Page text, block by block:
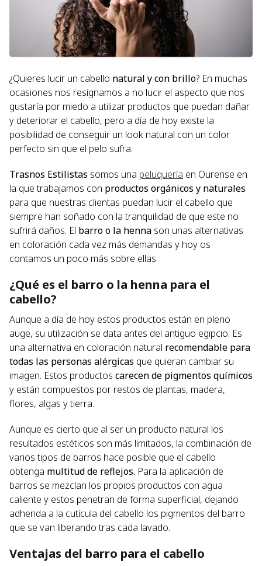
¿Quieres lucir un cabello natural y con brillo? En muchas
ocasiones nos resignamos a no lucir el aspecto que nos
gustaría por miedo a utilizar productos que puedan dañar
y deteriorar el cabello, pero a día de hoy existe la
posibilidad de conseguir un look natural con un color
perfecto sin que el pelo sufra.
Trasnos Estilistas somos una peluquería en Ourense en
la que trabajamos con productos orgánicos y naturales
para que nuestras clientas puedan lucir el cabello que
siempre han soñado con la tranquilidad de que este no
sufrirá daños. El barro o la henna son unas alternativas
en coloración cada vez más demandas y hoy os
contamos un poco más sobre ellas.
¿Qué es el barro o la henna para el
cabello?
Aunque a día de hoy estos productos están en pleno
auge, su utilización se data antes del antiguo egipcio. Es
una alternativa en coloración natural recomendable para
todas las personas alérgicas que quieran cambiar su
imagen. Estos productos carecen de pigmentos químicos
y están compuestos por restos de plantas, madera,
flores, algas y tierra.
Aunque es cierto que al ser un producto natural los
resultados estéticos son más limitados, la combinación de
varios tipos de barros hace posible que el cabello
obtenga multitud de reflejos. Para la aplicación de
barros se mezclan los propios productos con agua
caliente y estos penetran de forma superficial, dejando
adherida a la cutícula del cabello los pigmentos del barro
que se van liberando tras cada lavado.
Ventajas del barro para el cabello